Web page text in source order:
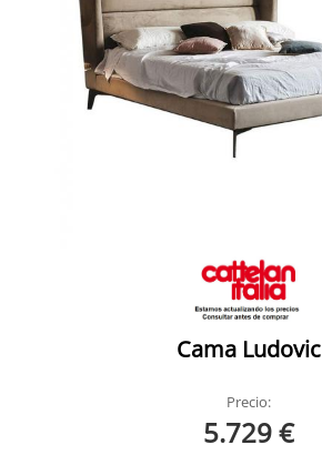
Cama Ludovic
Precio:
5.729 €